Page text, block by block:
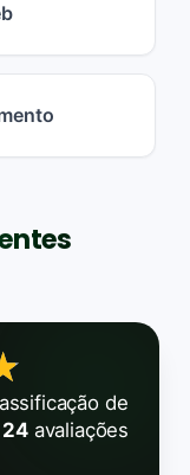
de
24avaliações